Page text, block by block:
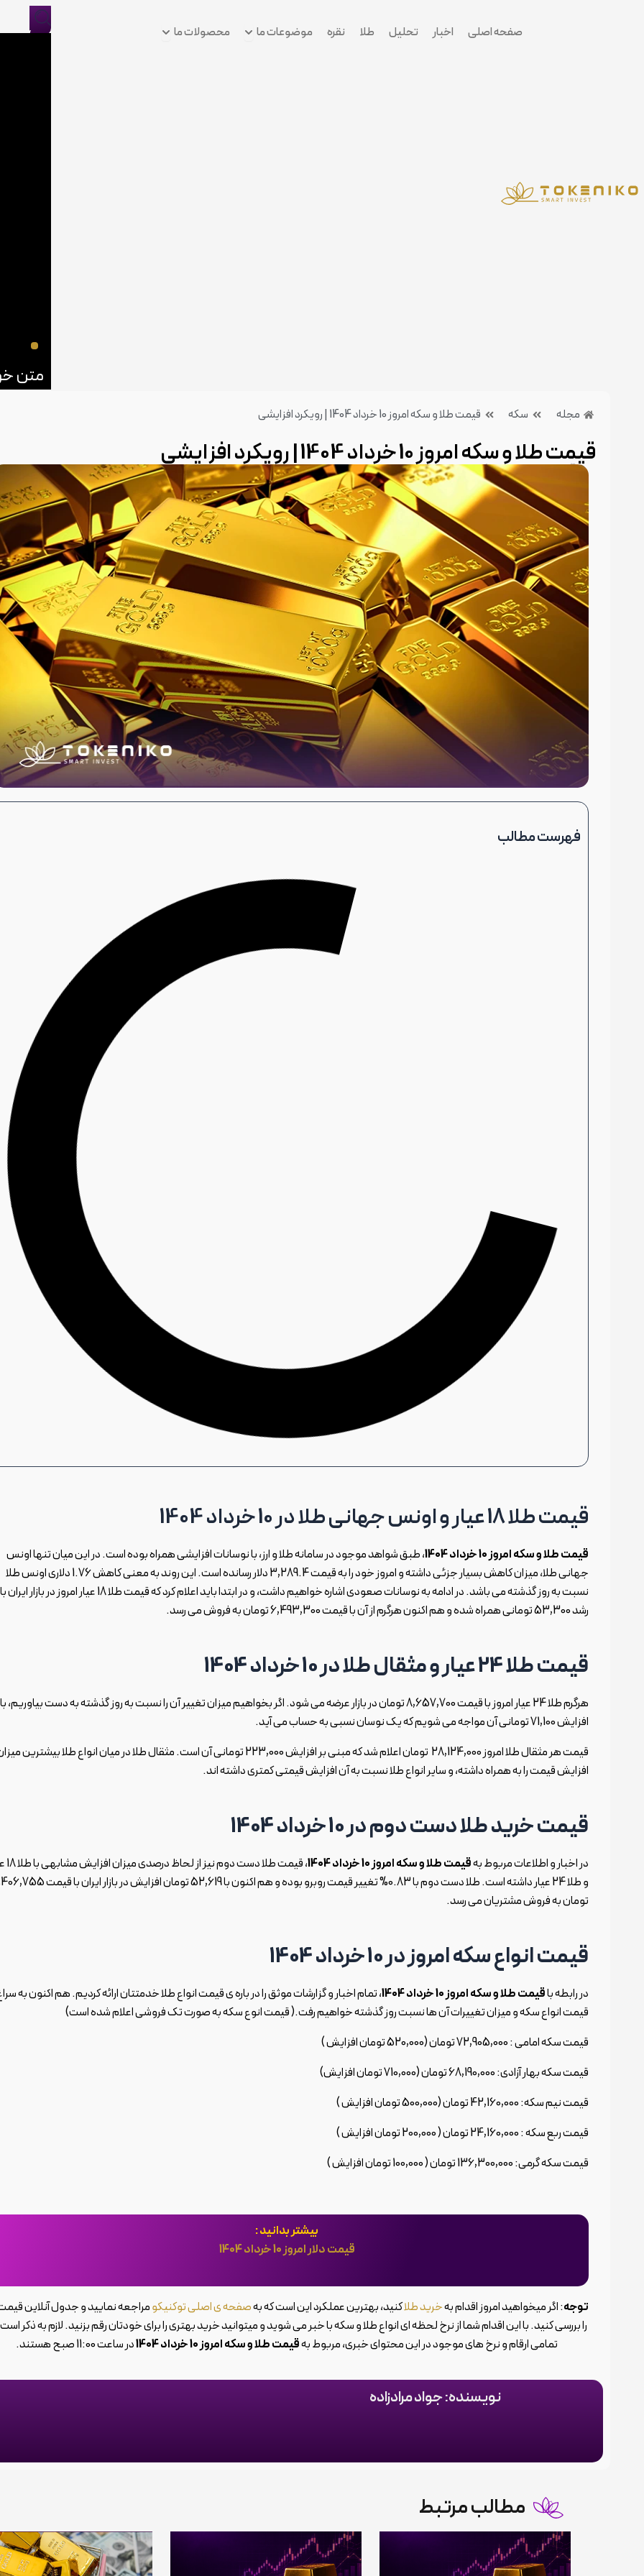
صفحه اصلی اخبار تحلیل طلا نقره موضوعات ما Open موضوعات مامحصولات ما Open محصولات ما
ورود/
مجله سکه قیمت طلا و سکه امروز 10 خرداد 1404 | رویکرد افزایشی
قیمت طلا و سکه امروز 10 خرداد 1404 | رویکرد افزایشی
10 تیر 1404 بدون دیدگاه دسته بندی:سکه
فهرست مطالب
قیمت طلا 18 عیار و اونس جهانی طلا در 10 خرداد 1404
قیمت طلا و سکه امروز 10 خرداد 1404
، طبق شواهد موجود در سامانه طلا و ارز، با نوسانات افزایشی همراه بوده است. در این میان تنها اونس
جهانی طلا، میزان کاهش بسیار جزئی داشته و امروز خود را به قیمت 3,289.4 دلار رسانده است. این روند به معنی کاهش 1.76 دلاری اونس طلا
نسبت به روز گذشته می باشد. در ادامه به نوسانات صعودی اشاره خواهیم داشت، و در ابتدا باید اعلام کرد که قیمت طلا 18 عیار امروز در بازار ایران با
رشد 53,300 تومانی همراه شده و هم اکنون هرگرم از آن با قیمت 6,493,300 تومان به فروش می رسد.
قیمت طلا 24 عیار و مثقال طلا در 10 خرداد 1404
هرگرم طلا 24 عیار امروز با قیمت 8,657,700 تومان در بازار عرضه می شود. اگر بخواهیم میزان تغییر آن را نسبت به روز گذشته به دست بیاوریم، با
افزایش 71,100 تومانی آن مواجه می شویم که یک نوسان نسبی به حساب می آید.
قیمت هر مثقال طلا امروز 28,124,000 تومان اعلام شد که مبنی بر افزایش 223,000 تومانی آن است. مثقال طلا در میان انواع طلا بیشترین
افزایش قیمت را به همراه داشته، و سایر انواع طلا نسبت به آن افزایش قیمتی کمتری داشته اند.
قیمت خرید طلا دست دوم در 10 خرداد 1404
در اخبار و اطلاعات مربوط بهقیمت طلا و سکه امروز 10 خرداد 1404
، قیمت طلا
و طلا 24 عیار داشته است. طلا دست دوم با 0.83% تغییر قیمت روبرو بوده و هم اکنون با 52,619 تومان افزایش در
تومان به فروش مشتریان می رسد.
قیمت انواع سکه امروز در 10 خرداد 1404
در رابطه باقیمت طلا و سکه امروز 10 خرداد 1404
، تمام اخبار و گزارشات موثق را در باره ی قیمت انواع طلا خدمتتان ارائه کردیم. هم اکنون به
قیمت انواع سکه و میزان تغییرات آن ها نسبت روز گذشته خواهیم رفت.( قیمت انوع سکه به صورت تک فروشی اعلام شده است)
قیمت سکه امامی : 72,905,000 تومان (
520,000 تومان افزایش
)
قیمت سکه بهار آزادی: 68,190,000 تومان (710,000 تومان افزایش)
قیمت نیم سکه: 42,160,000 تومان (500,000 تومان افزایش )
قیمت ربع سکه : 24,160,000 تومان ( 200,000 تومان افزایش )
قیمت سکه گرمی: 136,300,000 تومان ( 100,000 تومان افزایش )
بیشتر بدانید :
قیمت دلار امروز 10 خرداد 1404
توجه: اگر میخواهید امروز اقدام بهخرید طلاکنید، بهترین عملکرد این است که بهصفحه ی اصلی توکنیکومراجعه نمایید و جدول آنلاین
را بررسی کنید. با این اقدام شما از نرخ لحظه ای انواع طلا و سکه با خبر می شوید و میتوانید خرید بهتری را برای خودتان رقم بزنید. لازم به ذکر
تمامی ارقام و نرخ های موجود در این محتوای خبری، مربوط بهقیمت طلا و سکه امروز 10 خرداد 1404 در ساعت 11:00 صبح هستند.
نویسنده: جواد مرادزاده
مطالب مرتبط